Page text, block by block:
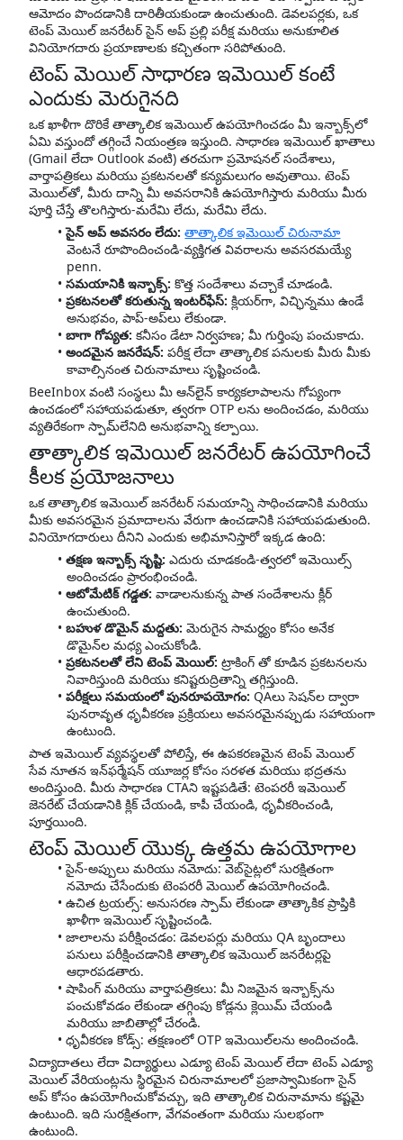
ఆమోదం పొందడానికి దారితీయకుండా ఉంచుతుంది. డెవలపర్లకు, ఒక
టెంప్ మెయిల్ జనరేటర్ సైన్ అప్ ప్రల్లి పరీక్ష మరియు అనుకూలిత
వినియోగదారు ప్రయాణాలకు కచ్చితంగా సరిపోతుంది.
టెంప్ మెయిల్ సాధారణ ఇమెయిల్ కంటే
ఎందుకు మెరుగైనది
ఒక ఖాళీగా దొరికే తాత్కాలిక ఇమెయిల్ ఉపయోగించడం మీ ఇన్బాక్స్‌లో
ఏమి వస్తుందో తగ్గించే నియంత్రణ ఇస్తుంది. సాధారణ ఇమెయిల్ ఖాతాలు
(Gmail లేదా Outlook వంటి) తరచుగా ప్రమోషనల్ సందేశాలు,
వార్తాపత్రికలు మరియు ప్రకటనలతో కన్యమలుగం అవుతాయి. టెంప్
మెయిల్‌తో, మీరు దాన్ని మీ అవసరానికి ఉపయోగిస్తారు మరియు మీరు
పూర్తి చేస్తే తొలగిస్తారు-మరేమి లేదు, మరేమి లేదు.
సైన్ అప్ అవసరం లేదు: తాత్కాలిక ఇమెయిల్ చిరునామా
వెంటనే రూపొందించండి-వ్యక్తిగత వివరాలను అవసరమయ్యే
penn.
సమయానికి ఇన్బాక్స్: కొత్త సందేశాలు వచ్చాకే చూడండి.
ప్రకటనలతో కరుతున్న ఇంటర్‌ఫేస్: క్లియర్‌గా, విచ్ఛిన్న‌ము ఉండే
అనుభవం, పాప్-అప్‌లు లేకుండా.
బాగా గోప్యత: కనీసం డేటా నిర్వహణ; మీ గుర్తింపు పంచుకాదు.
అందమైన జనరేషన్: పరీక్ష లేదా తాత్కాలిక పనులకు మీరు మీకు
కావాల్సినంత చిరునామాలు సృష్టించండి.
BeeInbox వంటి సంస్థలు మీ ఆన్‌లైన్ కార్యకలాపాలను గోప్యంగా
ఉంచడంలో సహాయపడుతూ, త్వరగా OTP లను అందించడం, మరియు
వ్యతిరేకంగా స్పామ్‌లేనిది అనుభవాన్ని కల్పాయి.
తాత్కాలిక ఇమెయిల్ జనరేటర్ ఉపయోగించే
కీలక ప్రయోజనాలు
ఒక తాత్కాలిక ఇమెయిల్ జనరేటర్ సమయాన్ని సాధించడానికి మరియు
మీకు అవసరమైన ప్రమాదాలను వేరుగా ఉంచడానికి సహాయపడుతుంది.
వినియోగదారులు దీనిని ఎందుకు అభిమానిస్తారో ఇక్కడ ఉంది:
తక్షణ ఇన్బాక్స్ సృష్టి: ఎదురు చూడకండి-త్వరలో ఇమెయిల్స్
అందించడం ప్రారంభించండి.
ఆటోమేటిక్ గడ్డత: వాడాలనుకున్న పాత సందేశాలను క్లీర్
ఉంచుతుంది.
బహుళ డొమైన్ మద్దతు: మెరుగైన సామర్థ్యం కోసం అనేక
డొమైన్‌ల మధ్య ఎంచుకోండి.
ప్రకటనలతో లేని టెంప్ మెయిల్: ట్రాకింగ్ తో కూడిన ప్రకటనలను
నివారిస్తుంది మరియు కనిష్టరుద్రితాన్ని తగ్గిస్తుంది.
పరీక్షలు సమయంలో పునరూపయోగం: QAలు సెషన్‌ల ద్వారా
పునరావృత ధృవీకరణ ప్రక్రియలు అవసరమైనప్పుడు సహాయంగా
ఉంటుంది.
పాత ఇమెయిల్ వ్యవస్థలతో పోలిస్తే, ఈ ఉపకరణమైన టెంప్ మెయిల్
సేవ నూతన ఇన్‌ఫర్మేషన్ యూజర్ల కోసం సరళత మరియు భద్రతను
అందిస్తుంది. మీరు సాధారణ CTAని ఇష్టపడితే: టెంపరరీ ఇమెయిల్
జెనరేట్ చేయడానికి క్లిక్ చేయండి, కాపీ చేయండి, ధృవీకరించండి,
పూర్తయింది.
టెంప్ మెయిల్ యొక్క ఉత్తమ ఉపయోగాల
సైన్-అప్పులు మరియు నమోదు: వెబ్‌సైట్లలో సురక్షితంగా
నమోదు చేసేందుకు టెంపరరీ మెయిల్ ఉపయోగించండి.
ఉచిత ట్రయల్స్: అనుసరణ స్పామ్ లేకుండా తాత్కాకిక ప్రాప్తికి
ఖాళీగా ఇమెయిల్ సృష్టించండి.
జాలాలను పరీక్షించడం: డెవలపర్లు మరియు QA బృందాలు
పనులు పరీక్షించడానికి తాత్కాలిక ఇమెయిల్ జనరేటర్లపై
ఆధారపడతారు.
షాపింగ్ మరియు వార్తాపత్రికలు: మీ నిజమైన ఇన్బాక్స్‌ను
పంచుకోవడం లేకుండా తగ్గింపు కోడ్లను క్లెయిమ్ చేయండి
మరియు జాబితాల్లో చేరండి.
ధృవీకరణ కోడ్స్: తక్షణంలో OTP ఇమెయిల్‌లను అందించండి.
విద్యాదాతలు లేదా విద్యార్థులు ఎడ్యూ టెంప్ మెయిల్ లేదా టెంప్ ఎడ్యూ
మెయిల్ వేరియంట్లను స్థిరమైన చిరునామాలలో ప్రజాస్వామికంగా సైన్
అప్ కోసం ఉపయోగించుకోవచ్చు, ఇది తాత్కాలిక చిరునామాను కష్టమై
ఉంటుంది. ఇది సురక్షితంగా, వేగవంతంగా మరియు సులభంగా
ఉంటుంది.